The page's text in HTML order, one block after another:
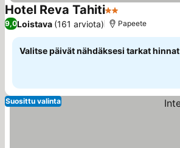
Hotel Reva Tahiti2 Tähtiluokitus
9,0Loistava (161 arviota) Papeete
Valitse päivät nähdäksesi tarkat hinnat
Suosittu valinta